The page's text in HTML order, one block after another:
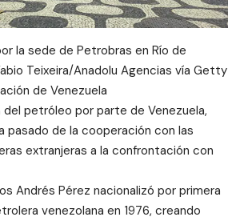
la sede de Petrobras en Río de
Teixeira/Anadolu Agencias vía Getty
de Venezuela
del petróleo por parte de Venezuela,
pasado de la cooperación con las
extranjeras a la confrontación con
Andrés Pérez nacionalizó por primera
venezolana en 1976, creando